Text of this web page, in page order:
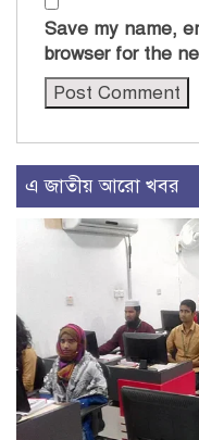
Save my name,
browser for the
এ জাতীয় আরো খবর